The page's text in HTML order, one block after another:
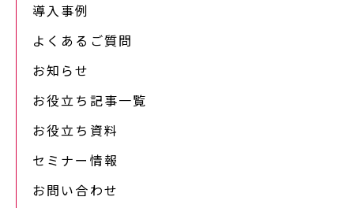
導入事例
よくあるご質問
お知らせ
お役立ち記事一覧
お役立ち資料
セミナー情報
お問い合わせ